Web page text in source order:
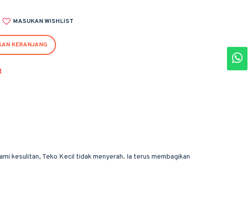
MASUKAN WISHLIST
KERANJANG
kesulitan, Teko Kecil tidak menyerah. Ia terus membagikan